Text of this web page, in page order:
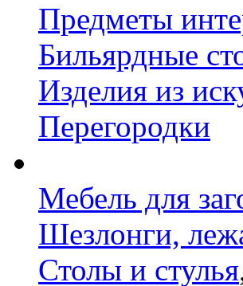
Предметы
Бильярдные
Изделия из
Перегородки
Мебель для
Шезлонги,
Столы и стулья